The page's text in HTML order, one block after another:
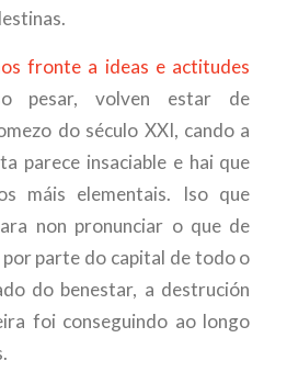
fronte a ideas e actitudes
pesar, volven estar de
do século XXI, cando a
parece insaciable e hai que
máis elementais. Iso que
non pronunciar o que de
parte do capital de todo o
do benestar, a destrución
foi conseguindo ao longo